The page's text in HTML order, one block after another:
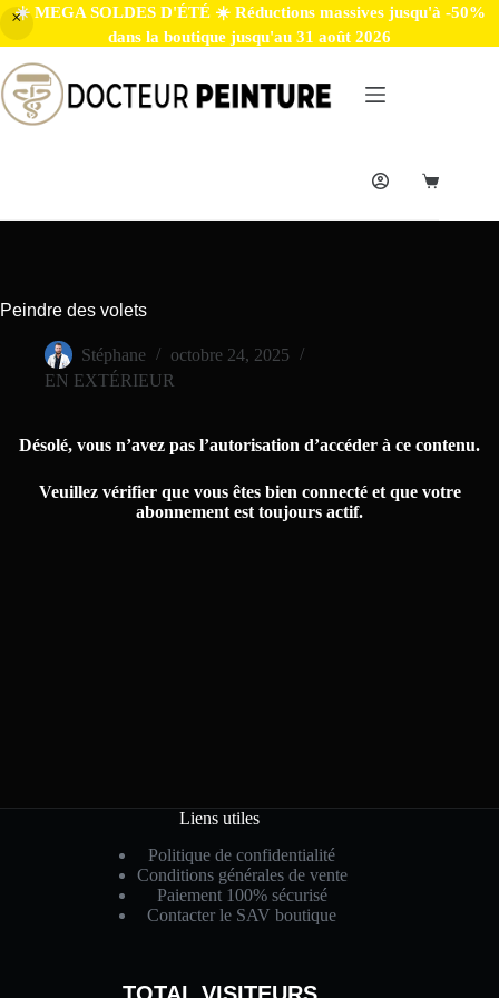
☀️ MEGA SOLDES D'ÉTÉ ☀️ Réductions massives jusqu'à -50%
dans la boutique jusqu'au 31 août 2026
Peindre des volets
Stéphane
octobre 24, 2025
EN EXTÉRIEUR
Désolé, vous n’avez pas l’autorisation d’accéder à ce contenu.
Veuillez vérifier que vous êtes bien connecté et que votre
abonnement est toujours actif.
Liens utiles
Politique de confidentialité
Conditions générales de vente
Paiement 100% sécurisé
Contacter le SAV boutique